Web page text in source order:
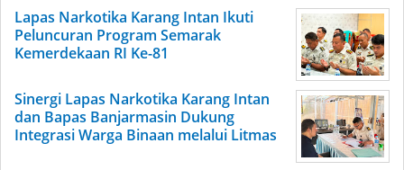
Lapas Narkotika Karang Intan Ikuti
Peluncuran Program Semarak
Kemerdekaan RI Ke-81
Sinergi Lapas Narkotika Karang Intan
dan Bapas Banjarmasin Dukung
Integrasi Warga Binaan melalui Litmas